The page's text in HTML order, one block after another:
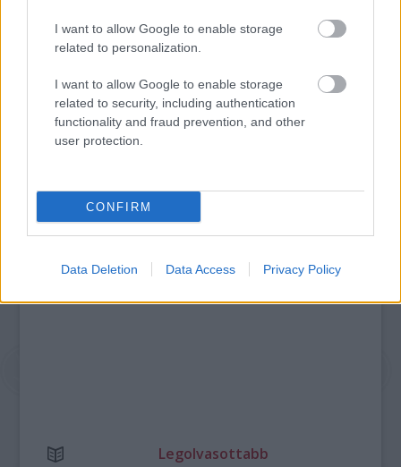
I want to allow Google to enable storage
related to personalization.
I want to allow Google to enable storage
related to security, including authentication
functionality and fraud prevention, and other
user protection.
CONFIRM
Data Deletion Data Access Privacy Policy
SZERETETCSOKI - EGY TÁBLA CSOKIVAL A
BETEG GYERMEKEKÉRT
https://kulturpart.hu/api/trackback/id/7867156
Kommentek:
A hozzászólások avonatkozó jogszabályokértelmében felhasználói tartalomnak
nem vállal, azokat nem ellenőrzi. Kifogás esetén forduljon a blog szerkesztőjéhez.
Legolvasottabb